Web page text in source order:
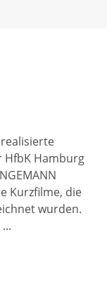
HfbK Hamburg
Kurzfilme, die
wurden.